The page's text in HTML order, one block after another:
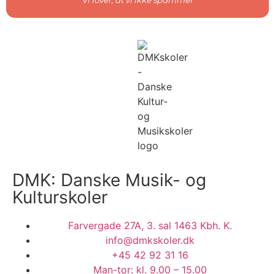
DMK: Danske Musik- og
Kulturskoler
Farvergade 27A, 3. sal 1463 Kbh. K.
info@dmkskoler.dk
+45 42 92 31 16
Man-tor: kl. 9.00 – 15.00